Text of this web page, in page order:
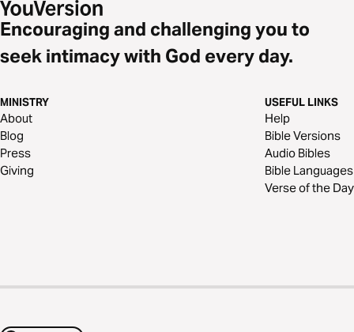
Encouraging and challenging you to
seek intimacy with God every day.
MINISTRY
About
Blog
Press
Giving
USEFUL LINKS
Help
Bible Versions
Audio Bibles
Bible Languages
Verse of the Day